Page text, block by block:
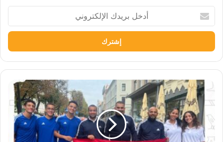
بريدك
الإلكتروني
الاتحاد
الرياضي
للجامعات
تصل
ليتوانيا